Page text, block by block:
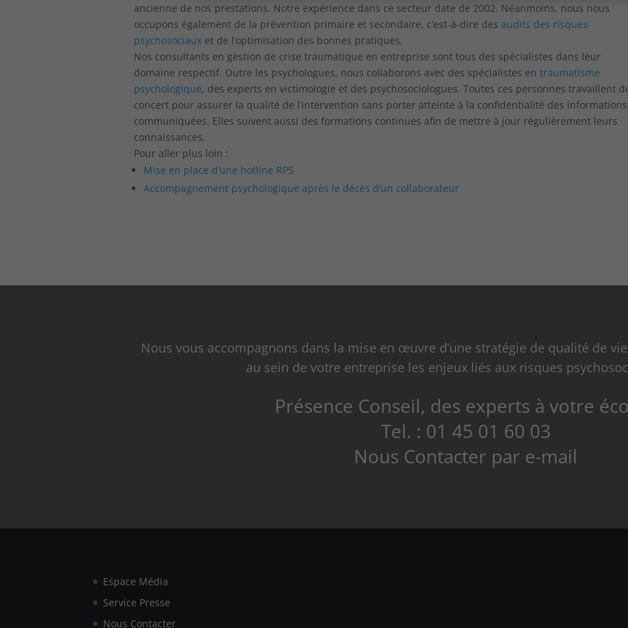
ancienne de nos prestations. Notre expérience dans ce secteur date de 2002. Néanmoins, nous nous
occupons également de la prévention primaire et secondaire, c’est-à-dire desaudits des risques
psychosociaux et de l’optimisation des bonnes pratiques.
Nos consultants en gestion de crise traumatique en entreprise sont tous des spécialistes dans leur
domaine respectif. Outre les psychologues, nous collaborons avec des spécialistes entraumatisme
psychologique, des experts en victimologie et des psychosociologues. Toutes ces personnes travaillent
concert pour assurer la qualité de l’intervention sans porter atteinte à la confidentialité des informations
communiquées. Elles suivent aussi des formations continues afin de mettre à jour régulièrement leurs
connaissances.
Pour aller plus loin :
Mise en place d’une hotline RPS
Accompagnement psychologique après le décès d’un collaborateur
Nous vous accompagnons dans la mise en œuvre d’une stratégie de qualité de
au sein de votre entreprise les enjeux liés aux risques
Présence Conseil, des experts à votre
Tel. : 01 45 01 60 03
Nous Contacter par e-mail
Espace Média
Service Presse
Nous Contacter